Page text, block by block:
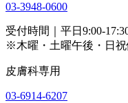
03-3948-0600
受付時間｜平日9:00-
※木曜・土曜午後・日祝
皮膚科専用
03-6914-6207